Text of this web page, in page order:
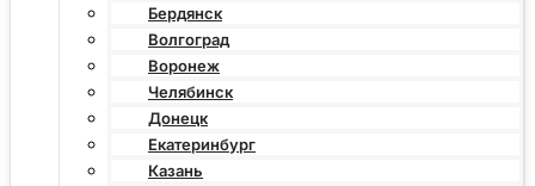
Бердянск
Волгоград
Воронеж
Челябинск
Донецк
Екатеринбург
Казань